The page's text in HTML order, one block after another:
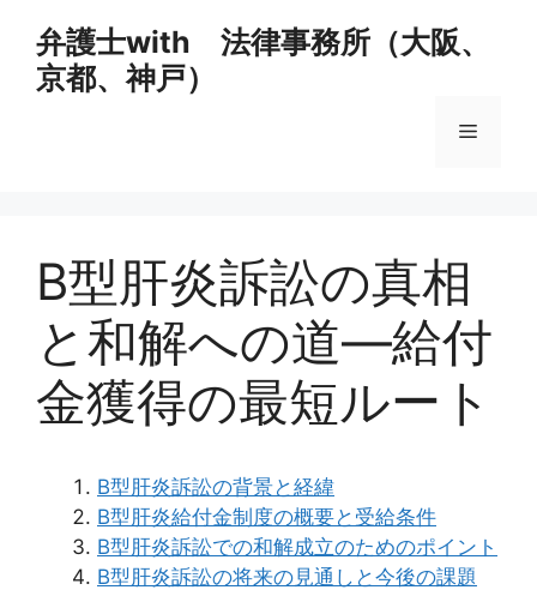
弁護士with 法律事務所（大阪、
京都、神戸）
メ
B型肝炎訴訟の真相
と和解への道―給付
金獲得の最短ルート
B型肝炎訴訟の背景と経緯
B型肝炎給付金制度の概要と受給条件
B型肝炎訴訟での和解成立のためのポイント
B型肝炎訴訟の将来の見通しと今後の課題